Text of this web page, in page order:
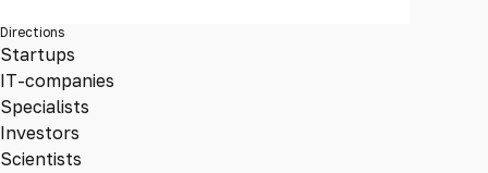
Directions
Startups
IT-companies
Specialists
Investors
Scientists